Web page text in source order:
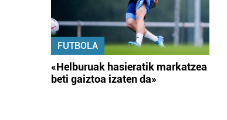
FUTBOLA
«Helburuak hasieratik markatzea
beti gaiztoa izaten da»